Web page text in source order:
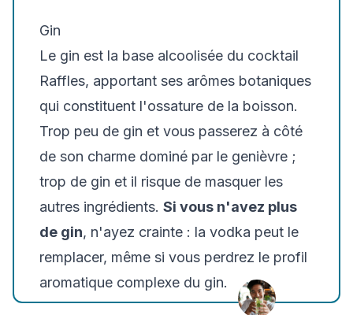
Gin
Le gin est la base alcoolisée du cocktail
Raffles, apportant ses arômes botaniques
qui constituent l'ossature de la boisson.
Trop peu de gin et vous passerez à côté
de son charme dominé par le genièvre ;
trop de gin et il risque de masquer les
autres ingrédients. Si vous n'avez plus
de gin, n'ayez crainte : la vodka peut le
remplacer, même si vous perdrez le profil
aromatique complexe du gin.